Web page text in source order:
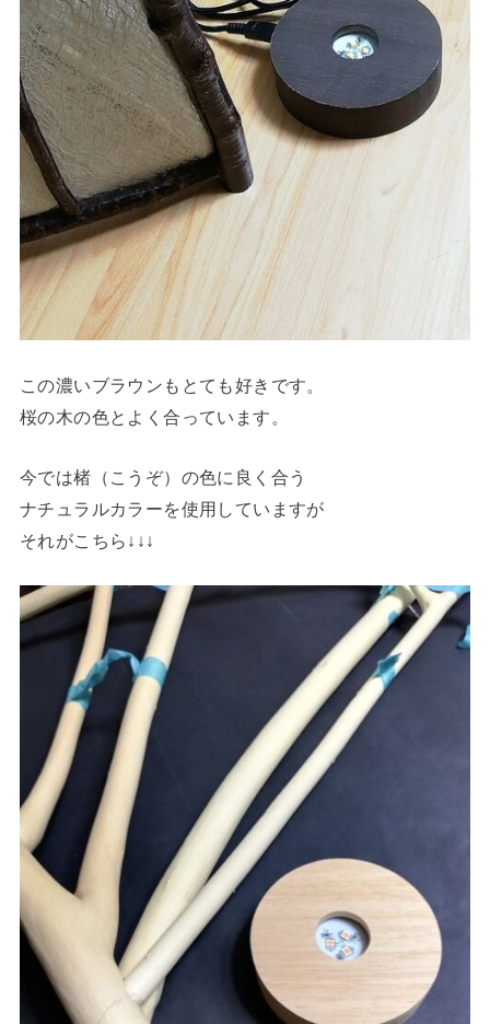
この濃いブラウンもとても好きです。
桜の木の色とよく合っています。
今では楮（こうぞ）の色に良く合う
ナチュラルカラーを使用していますが
それがこちら↓↓↓